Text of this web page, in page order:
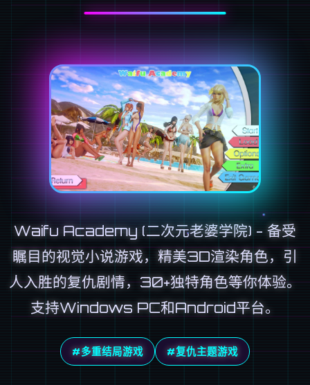
Waifu Academy (二次元老婆学院) - 备受
瞩目的视觉小说游戏，精美3D渲染角色，引
人入胜的复仇剧情，30+独特角色等你体验。
支持Windows PC和Android平台。
#多重结局游戏 #复仇主题游戏